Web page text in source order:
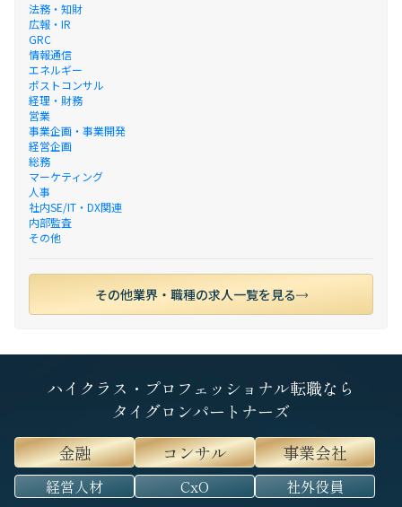
法務・知財
広報・IR
GRC
情報通信
エネルギー
ポストコンサル
経理・財務
営業
事業企画・事業開発
経営企画
総務
マーケティング
人事
社内SE/IT・DX関連
内部監査
その他
その他業界・職種の求人一覧を見る
ハイクラス・プロフェッショナル転職なら
タイグロンパートナーズ
金融
コンサル 事業会社
経営人材 CxO 社外役員